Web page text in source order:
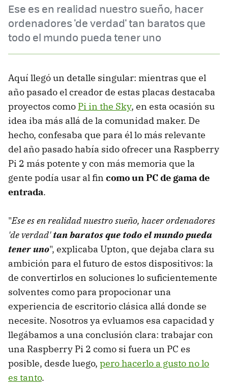
Ese es en realidad nuestro sueño, hacer
ordenadores 'de verdad' tan baratos que
todo el mundo pueda tener uno
Aquí llegó un detalle singular: mientras que el
año pasado el creador de estas placas destacaba
proyectos como Pi in the Sky, en esta ocasión su
idea iba más allá de la comunidad maker. De
hecho, confesaba que para él lo más relevante
del año pasado había sido ofrecer una Raspberry
Pi 2 más potente y con más memoria que la
gente podía usar al fin como un PC de gama de
entrada.
"Ese es en realidad nuestro sueño, hacer ordenadores
'de verdad'tan baratos que todo el mundo pueda
tener uno", explicaba Upton, que dejaba clara su
ambición para el futuro de estos dispositivos: la
de convertirlos en soluciones lo suficientemente
solventes como para propocionar una
experiencia de escritorio clásica allá donde se
necesite. Nosotros ya evluamos esa capacidad y
llegábamos a una conclusión clara: trabajar con
una Raspberry Pi 2 como si fuera un PC es
posible, desde luego, pero hacerlo a gusto no lo
es tanto.